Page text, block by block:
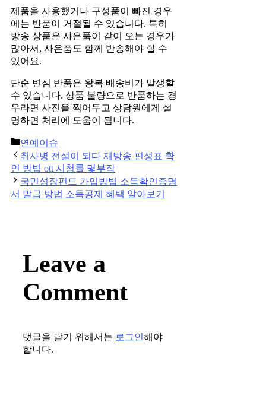
제품을 사용했거나 구성품이 빠진 경우
에는 반품이 거절될 수 있습니다. 특히
방송 상품은 사은품이 같이 오는 경우가
많아서, 사은품도 함께 반송해야 할 수
있어요.
단순 변심 반품은 왕복 배송비가 발생할
수 있습니다. 상품 불량으로 반품하는 경
우라면 사진을 찍어두고 상담원에게 설
명하면 처리에 도움이 됩니다.
Categories
연예이슈
Post
navigation
취사병 전설이 되다 재방송 편성표 확
인 방법 ott 시청률 몇부작
국민성장펀드 가입방법 소득확인증명
서 발급 방법 소득공제 혜택 알아보기
Leave a
Comment
댓글을 달기 위해서는 로그인해야
합니다.